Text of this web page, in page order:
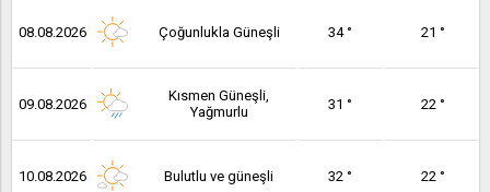
08.08.2026 Çoğunlukla Güneşli 34 ° 21 °
09.08.2026
Kısmen Güneşli,
Yağmurlu
31 ° 22 °
10.08.2026 Bulutlu ve güneşli 32 ° 22 °